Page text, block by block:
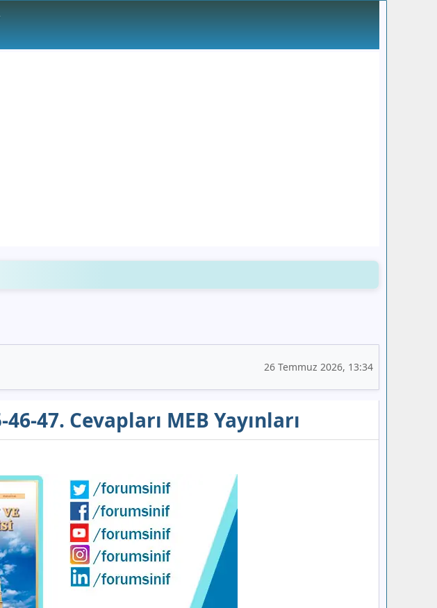
26 Temmuz 2026, 13:34
47. Cevapları MEB Yayınları